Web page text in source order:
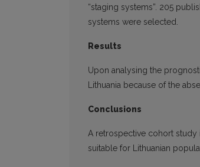
“staging systems”. 205
systems were selected.
Results
Upon analysing the
Lithuania because of the
Conclusions
A retrospective cohort
suitable for Lithuanian